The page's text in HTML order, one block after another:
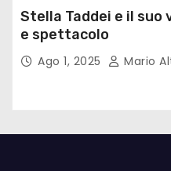
Stella Taddei e il suo
e spettacolo
Ago 1, 2025 Mario